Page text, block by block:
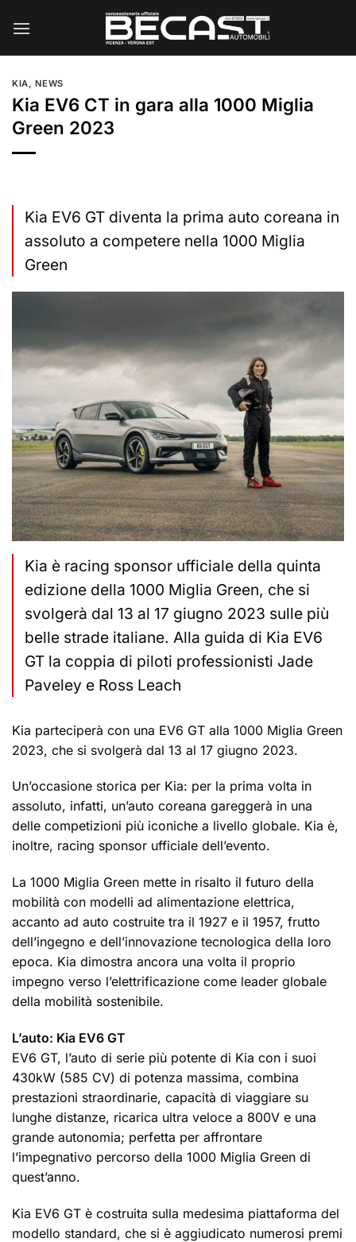
KIA, NEWS
Kia EV6 CT in gara alla 1000 Miglia
Green 2023
Kia EV6 GT diventa la prima auto coreana in
assoluto a competere nella 1000 Miglia
Green
Kia è racing sponsor ufficiale della quinta
edizione della 1000 Miglia Green, che si
svolgerà dal 13 al 17 giugno 2023 sulle più
belle strade italiane. Alla guida di Kia EV6
GT la coppia di piloti professionisti Jade
Paveley e Ross Leach
Kia parteciperà con una EV6 GT alla 1000 Miglia Green
2023, che si svolgerà dal 13 al 17 giugno 2023.
Un’occasione storica per Kia: per la prima volta in
assoluto, infatti, un’auto coreana gareggerà in una
delle competizioni più iconiche a livello globale. Kia è,
inoltre, racing sponsor ufficiale dell’evento.
La 1000 Miglia Green mette in risalto il futuro della
mobilità con modelli ad alimentazione elettrica,
accanto ad auto costruite tra il 1927 e il 1957, frutto
dell’ingegno e dell’innovazione tecnologica della loro
epoca. Kia dimostra ancora una volta il proprio
impegno verso l’elettrificazione come leader globale
della mobilità sostenibile.
L’auto: Kia EV6 GT
EV6 GT, l’auto di serie più potente di Kia con i suoi
430kW (585 CV) di potenza massima, combina
prestazioni straordinarie, capacità di viaggiare su
lunghe distanze, ricarica ultra veloce a 800V e una
grande autonomia; perfetta per affrontare
l’impegnativo percorso della 1000 Miglia Green di
quest’anno.
Kia EV6 GT è costruita sulla medesima piattaforma del
modello standard, che si è aggiudicato numerosi premi